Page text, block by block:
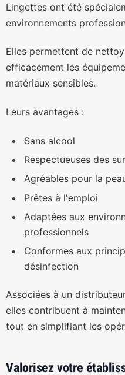
Lingettes ont été
environnements
Elles permettent de
efficacement les
matériaux sensibles.
Leurs avantages :
Sans alcool
Respectueuses des
Agréables pour la
Prêtes à l'emploi
Adaptées aux
professionnels
Conformes aux
désinfection
Associées à un
elles contribuent à
tout en simplifiant les
Valorisez votre